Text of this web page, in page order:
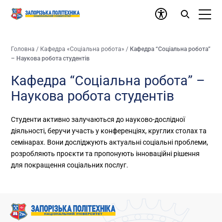
Головна / Кафедра «Соціальна робота» / Кафедра “Соціальна робота”
– Наукова робота студентів
Кафедра “Соціальна робота” –
Наукова робота студентів
Студенти активно залучаються до науково-дослідної
діяльності, беручи участь у конференціях, круглих столах та
семінарах. Вони досліджують актуальні соціальні проблеми,
розробляють проєкти та пропонують інноваційні рішення
для покращення соціальних послуг.